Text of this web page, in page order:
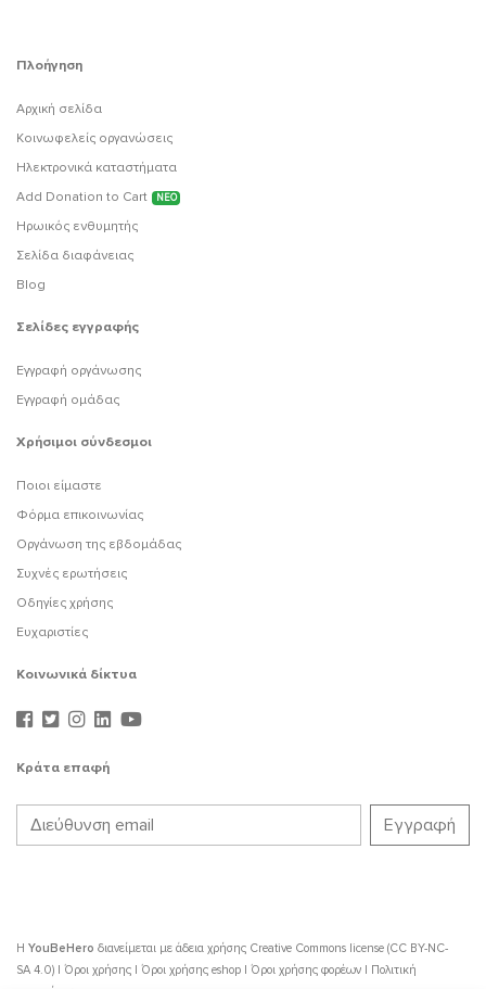
Πλοήγηση
Αρχική σελίδα
Κοινωφελείς οργανώσεις
Ηλεκτρονικά καταστήματα
Add Donation to Cart
ΝΕΟ
Ηρωικός ενθυμητής
Σελίδα διαφάνειας
Blog
Σελίδες εγγραφής
Εγγραφή οργάνωσης
Εγγραφή ομάδας
Χρήσιμοι σύνδεσμοι
Ποιοι είμαστε
Φόρμα επικοινωνίας
Οργάνωση της εβδομάδας
Συχνές ερωτήσεις
Οδηγίες χρήσης
Ευχαριστίες
Κοινωνικά δίκτυα
Κράτα επαφή
Η YouBeHero διανείμεται με άδεια χρήσης Creative Commons license (CC BY-NC-
SA 4.0) | Όροι χρήσης | Όροι χρήσης eshop | Όροι χρήσης φορέων | Πολιτική